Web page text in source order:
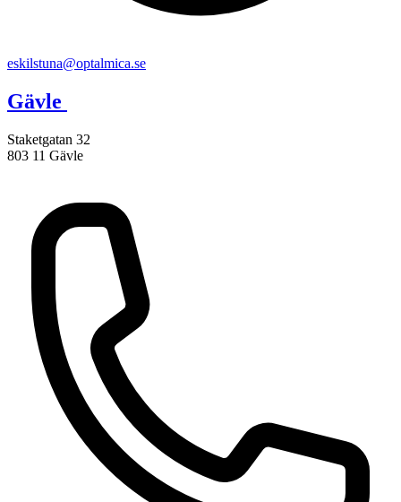
eskilstuna@optalmica.se
Gävle
Staketgatan 32
803 11 Gävle